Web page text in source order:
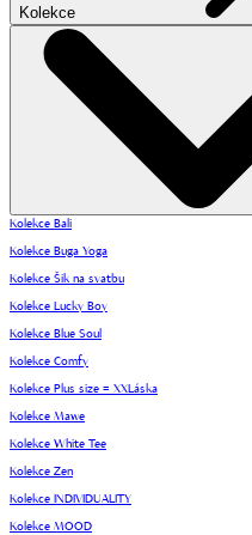
Kolekce
Kolekce Bali
Kolekce Buga Yoga
Kolekce Šik na svatbu
Kolekce Lucky Boy
Kolekce Blue Soul
Kolekce Comfy
Kolekce Plus size = XXLáska
Kolekce Mawe
Kolekce White Tee
Kolekce Zen
Kolekce INDIVIDUALITY
Kolekce MOOD